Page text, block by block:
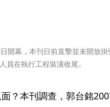
開幕，本刊日前直擊並未開放掛
員在執行工程裝潢收尾。
？本刊調查，郭台銘